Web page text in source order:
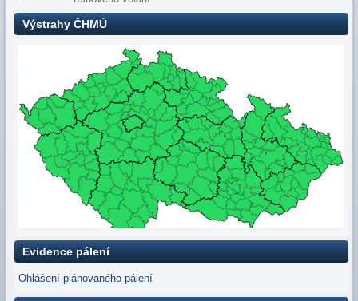
Výstrahy ČHMÚ
Evidence pálení
Ohlášení plánovaného pálení